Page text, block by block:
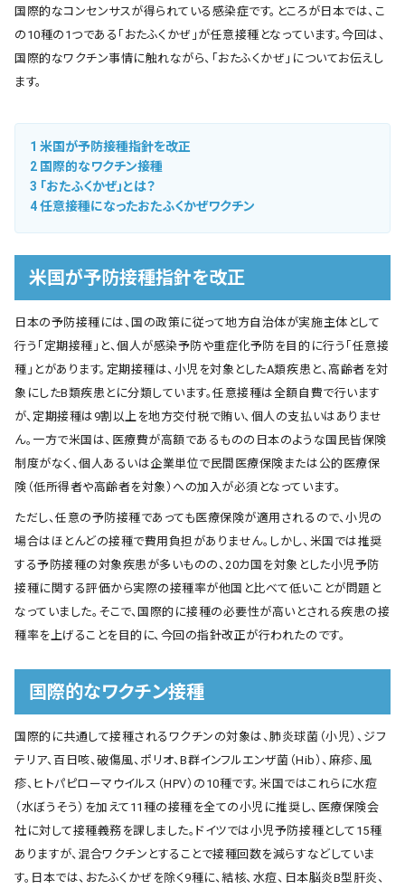
国際的なコンセンサスが得られている感染症です。ところが日本では、こ
の10種の1つである「おたふくかぜ」が任意接種となっています。今回は、
国際的なワクチン事情に触れながら、「おたふくかぜ」についてお伝えし
ます。
1 米国が予防接種指針を改正
2 国際的なワクチン接種
3 「おたふくかぜ」とは？
4任意接種になったおたふくかぜワクチン
米国が予防接種指針を改正
日本の予防接種には、国の政策に従って地方自治体が実施主体として
行う「定期接種」と、個人が感染予防や重症化予防を目的に行う「任意接
種」とがあります。定期接種は、小児を対象としたA類疾患と、高齢者を対
象にしたB類疾患とに分類しています。任意接種は全額自費で行います
が、定期接種は9割以上を地方交付税で賄い、個人の支払いはありませ
ん。一方で米国は、医療費が高額であるものの日本のような国民皆保険
制度がなく、個人あるいは企業単位で民間医療保険または公的医療保
険（低所得者や高齢者を対象）への加入が必須となっています。
ただし、任意の予防接種であっても医療保険が適用されるので、小児の
場合はほとんどの接種で費用負担がありません。しかし、米国では推奨
する予防接種の対象疾患が多いものの、20カ国を対象とした小児予防
接種に関する評価から実際の接種率が他国と比べて低いことが問題と
なっていました。そこで、国際的に接種の必要性が高いとされる疾患の接
種率を上げることを目的に、今回の指針改正が行われたのです。
国際的なワクチン接種
国際的に共通して接種されるワクチンの対象は、肺炎球菌（小児）、ジフ
テリア、百日咳、破傷風、ポリオ、B群インフルエンザ菌（Hib）、麻疹、風
疹、ヒトパピローマウイルス（HPV）の10種です。米国ではこれらに水痘
（水ぼうそう）を加えて11種の接種を全ての小児に推奨し、医療保険会
社に対して接種義務を課しました。ドイツでは小児予防接種として15種
ありますが、混合ワクチンとすることで接種回数を減らすなどしていま
す。日本では、おたふくかぜを除く9種に、結核、水痘、日本脳炎B型肝炎、